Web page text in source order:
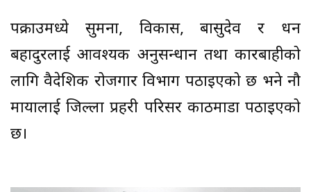
पक्राउमध्ये सुमना, विकास, बासुदेव र धन
बहादुरलाई आवश्यक अनुसन्धान तथा कारबाहीको
लागि वैदेशिक रोजगार विभाग पठाइएको छ भने नौ
मायालाई जिल्ला प्रहरी परिसर काठमाडौं पठाइएको
छ।